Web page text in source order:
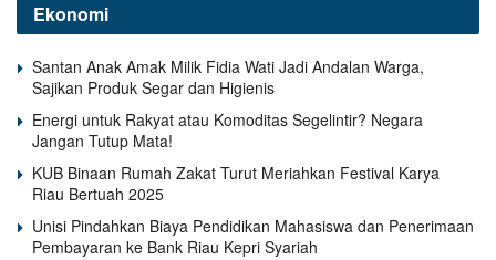
Ekonomi
Santan Anak Amak Milik Fidia Wati Jadi Andalan Warga,
Sajikan Produk Segar dan Higienis
Energi untuk Rakyat atau Komoditas Segelintir? Negara
Jangan Tutup Mata!
KUB Binaan Rumah Zakat Turut Meriahkan Festival Karya
Riau Bertuah 2025
Unisi Pindahkan Biaya Pendidikan Mahasiswa dan Penerimaan
Pembayaran ke Bank Riau Kepri Syariah